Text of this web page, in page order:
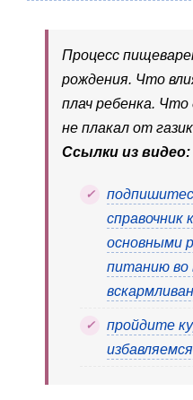
Процесс
рождения. Что
плач ребенка.
не плакал от
Ссылки из видео:
основными
питанию во
пройдите